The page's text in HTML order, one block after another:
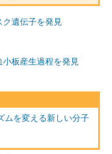
ク遺伝子を発見
板産生過程を発見
ムを変える新しい分子